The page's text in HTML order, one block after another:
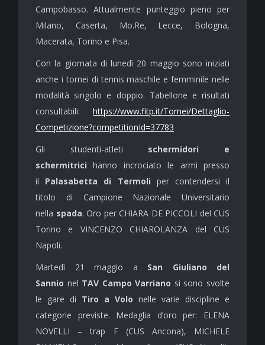
Campobasso. Attualmente punteggio pieno per
Milano, Caserta, Mo.Re, Lecce, Bologna,
Macerata, Torino e Pisa.
Con la giornata di lunedì 20 maggio sono iniziati
anche i tornei di tennis maschile e femminile nelle
modalità singolo e doppio. Tabellone e risultati
consultabili: https://www.fitp.it/Tornei/Dettaglio-
Competizione?competitionId=37783
Gli studenti-atleti schermidori e
schermitrici hanno incrociato le armi presso
il Palasabetta di Termoli per contendersi il
titolo di Campione Nazionale Universitario
nella spada. Oro per CHIARA DE PICCOLI del CUS
Torino e VINCENZO CHIAROLANZA del CUS
Napoli.
Martedì 21 maggio a San Giuliano del
Sannio nel TAV Campo Varriano si sono svolte
le gare di Tiro a Volo nelle varie discipline e
categorie previste. Medaglia d’oro per: ELENA
NOVELLI – trap F (CUS Ancona), MICHELE